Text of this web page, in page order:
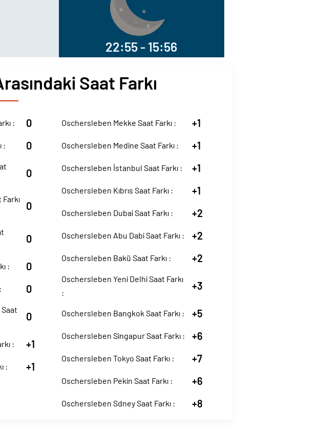
22:55 - 15:56
Saat Farkı
: 0
: 0
0
0
0
: 0
0
0
: +1
: +1
Oschersleben Mekke Saat Farkı : +1
Oschersleben Medine Saat Farkı : +1
Oschersleben İstanbul Saat Farkı : +1
Oschersleben Kıbrıs Saat Farkı : +1
Oschersleben Dubai Saat Farkı : +2
Oschersleben Abu Dabi Saat Farkı : +2
Oschersleben Bakü Saat Farkı : +2
Oschersleben Yeni Delhi Saat Farkı
:
+3
Oschersleben Bangkok Saat Farkı : +5
Oschersleben Singapur Saat Farkı : +6
Oschersleben Tokyo Saat Farkı : +7
Oschersleben Pekin Saat Farkı : +6
Oschersleben Sdney Saat Farkı : +8